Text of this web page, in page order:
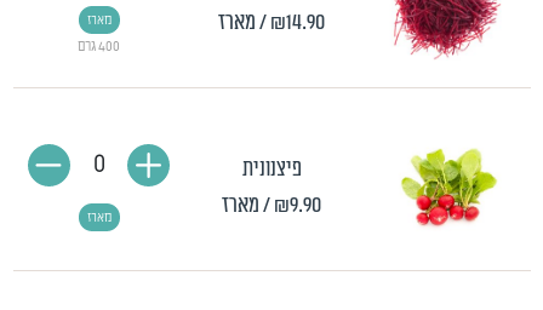
₪14.90/ מארז
400 גרם
מארז
פיצנונית
₪9.90/ מארז מארז
0